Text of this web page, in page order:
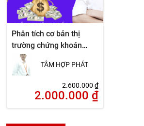
Phân tích cơ bản thị
trường chứng khoán
chuyên sâu
TÂM HỢP PHÁT
2.600.000₫
2.000.000 ₫